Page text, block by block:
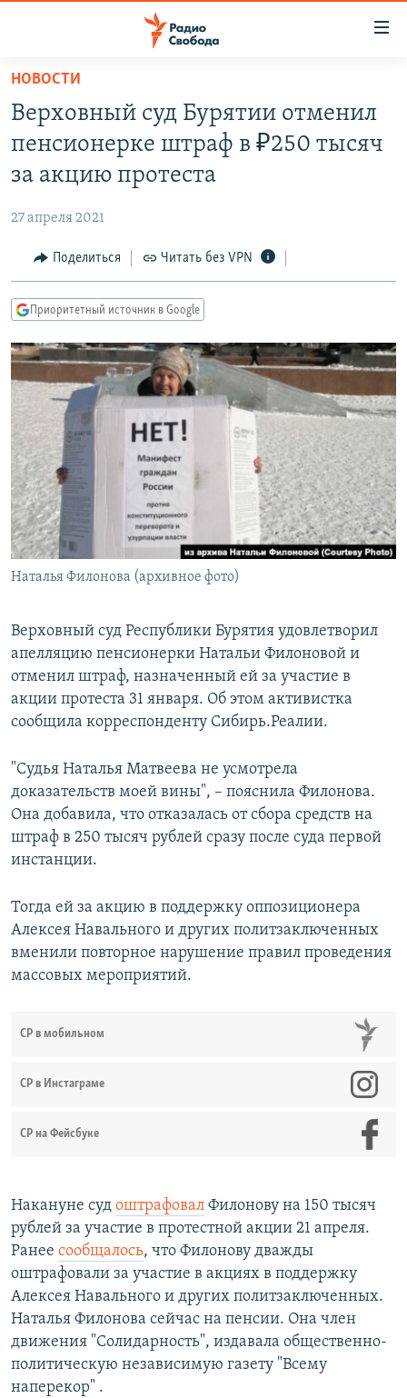
упрощенного
доступа
основному
Вернутся
Вернутся
поиску
ПОДКАСТЫ
АВТОРСКИЕ ПРОЕКТЫ
МНЕНИЯ
КУЛЬТУРА
КАВКАЗ.РЕАЛИИ
СЕВЕР.РЕАЛИИ
СИБИРЬ.РЕАЛИИ
РАСПИСАНИЕ ВЕЩАНИЯ
ПОДПИШИТЕСЬ НА РАССЫЛКУ
СОЦИАЛЬНЫЕ СЕТИ
Все сайты РСЕ/РС
НОВОСТИ
Верховный суд Бурятии отменил
пенсионерке штраф в ₽250 тысяч
за акцию протеста
27 апреля 2021
Поделиться Читать без VPN
Приоритетный источник в Google
Наталья Филонова (архивное фото)
Верховный суд Республики Бурятия удовлетворил
апелляцию пенсионерки Натальи Филоновой и
отменил штраф, назначенный ей за участие в
акции протеста 31 января. Об этом активистка
сообщила корреспонденту Сибирь.Реалии.
"Судья Наталья Матвеева не усмотрела
доказательств моей вины", – пояснила Филонова.
Она добавила, что отказалась от сбора средств на
штраф в 250 тысяч рублей сразу после суда первой
инстанции.
Тогда ей за акцию в поддержку оппозиционера
Алексея Навального и других политзаключенных
вменили повторное нарушение правил проведения
массовых мероприятий.
СР в мобильном
СР в Инстаграме
СР на Фейсбуке
Накануне суд оштрафовал Филонову на 150 тысяч
рублей за участие в протестной акции 21 апреля.
Ранее сообщалось, что Филонову дважды
оштрафовали за участие в акциях в поддержку
Алексея Навального и других политзаключенных.
Наталья Филонова сейчас на пенсии. Она член
движения "Солидарность", издавала общественно-
политическую независимую газету "Всему
наперекор" .